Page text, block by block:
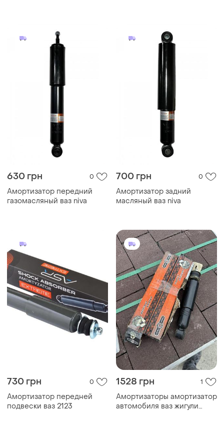
630 грн 0
Амортизатор передний
газомасляный ваз niva
700 грн 0
Амортизатор задний
масляный ваз niva
730 грн 0
Амортизатор передней
подвески ваз 2123
1528 грн 1
Амортизаторы амортизатор
автомобиля ваз жигули